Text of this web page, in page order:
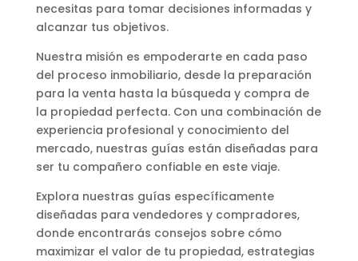
necesitas para tomar decisiones informadas y
alcanzar tus objetivos.
Nuestra misión es empoderarte en cada paso
del proceso inmobiliario, desde la preparación
para la venta hasta la búsqueda y compra de
la propiedad perfecta. Con una combinación de
experiencia profesional y conocimiento del
mercado, nuestras guías están diseñadas para
ser tu compañero confiable en este viaje.
Explora nuestras guías específicamente
diseñadas para vendedores y compradores,
donde encontrarás consejos sobre cómo
maximizar el valor de tu propiedad, estrategias